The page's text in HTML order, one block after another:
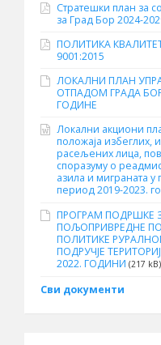
Стратешки план за
за Град Бор 2024-
ПОЛИТИКА
9001:2015
ЛОКАЛНИ ПЛАН
ОТПАДОМ ГРАДА
ГОДИНЕ
Локални акциони
положаја избеглих,
расељених лица,
споразуму о
азила и миграната у
период 2019-2023.
ПРОГРАМ ПОДРШКЕ
ПОЉОПРИВРЕДНЕ
ПОЛИТИКЕ
ПОДРУЧЈЕ
2022. ГОДИНИ (217 kB)
Сви документи